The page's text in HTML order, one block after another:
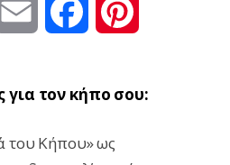
Email Facebook
για τον κήπο σου:
του Κήπου» ως